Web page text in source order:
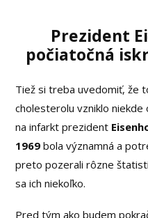
Prezident
počiatočná
Tiež si treba uvedomiť, že
cholesterolu vzniklo
na infarkt prezident
1969 bola významná a
preto pozerali rôzne
sa ich niekoľko.
Pred tým ako budem